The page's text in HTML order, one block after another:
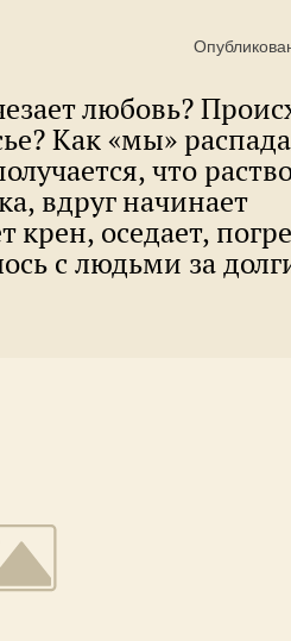
любовь?
Как «мы»
что
вдруг начинает
крен, оседает,
с людьми за